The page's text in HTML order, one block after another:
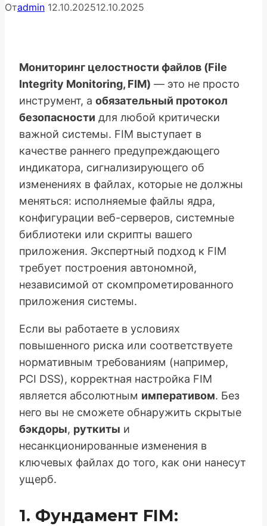
Отadmin 12.10.202512.10.2025
Мониторинг целостности файлов (File
Integrity Monitoring, FIM) — это не просто
инструмент, а обязательный протокол
безопасности для любой критически
важной системы. FIM выступает в
качестве раннего предупреждающего
индикатора, сигнализирующего об
изменениях в файлах, которые не должны
меняться: исполняемые файлы ядра,
конфигурации веб-серверов, системные
библиотеки или скрипты вашего
приложения. Экспертный подход к FIM
требует построения автономной,
независимой от скомпрометированного
приложения системы.
Если вы работаете в условиях
повышенного риска или соответствуете
нормативным требованиям (например,
PCI DSS), корректная настройка FIM
является абсолютным императивом. Без
него вы не сможете обнаружить скрытые
бэкдоры, руткиты и
несанкционированные изменения в
ключевых файлах до того, как они нанесут
ущерб.
1. Фундамент FIM: